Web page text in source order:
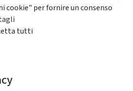
cookie" per fornire un consenso
tutti